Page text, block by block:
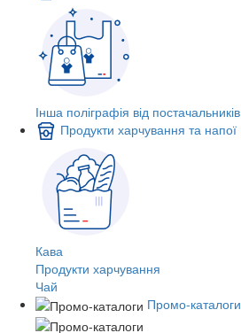
Інша поліграфія від постачальників
Продукти харчування та напої
Кава
Продукти харчування
Чай
Промо-каталоги